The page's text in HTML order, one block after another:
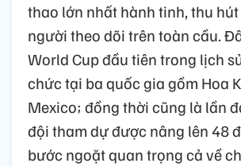
thao lớn nhất hành tinh, thu
người theo dõi trên toàn cầu.
World Cup đầu tiên trong lịch
chức tại ba quốc gia gồm Hoa
Mexico; đồng thời cũng là lần
đội tham dự được nâng lên 48
bước ngoặt quan trọng cả về